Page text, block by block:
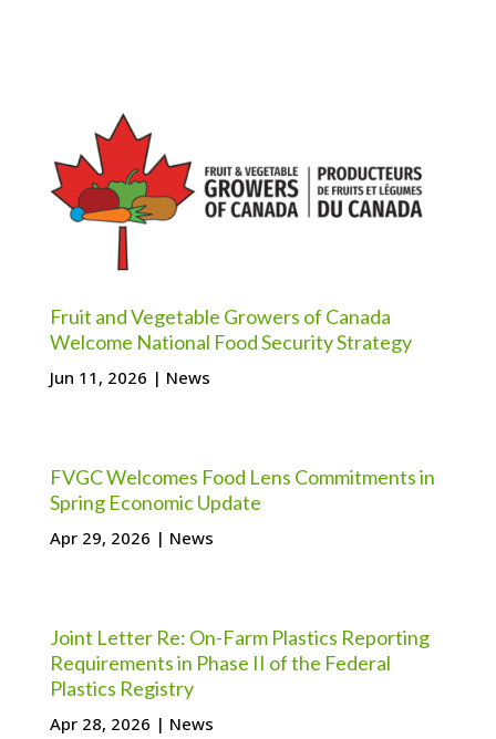
Fruit and Vegetable Growers of Canada
Welcome National Food Security Strategy
Jun 11, 2026 | News
FVGC Welcomes Food Lens Commitments in
Spring Economic Update
Apr 29, 2026 | News
Joint Letter Re: On-Farm Plastics Reporting
Requirements in Phase II of the Federal
Plastics Registry
Apr 28, 2026 | News